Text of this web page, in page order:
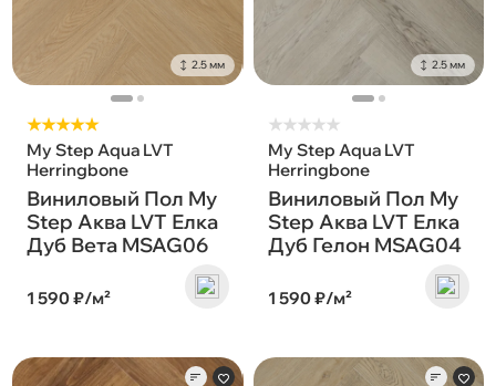
2.5 мм
★★★★★
My Step Aqua LVT
Herringbone
Виниловый Пол My
Step Аква LVT Елка
Дуб Вета MSAG06
1 590 ₽/м²
2.5 мм
★★★★★
My Step Aqua LVT
Herringbone
Виниловый Пол My
Step Аква LVT Елка
Дуб Гелон MSAG04
1 590 ₽/м²